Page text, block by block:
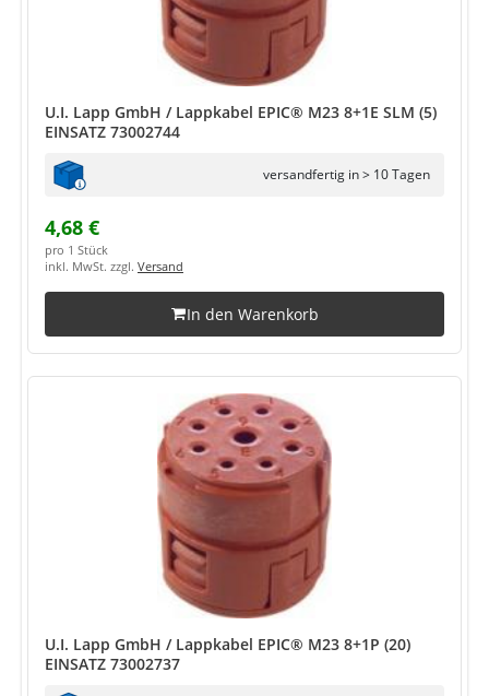
U.I. Lapp GmbH / Lappkabel EPIC® M23 8+1E SLM (5)
EINSATZ 73002744
versandfertig in > 10 Tagen
4,68 €
pro 1 Stück
inkl. MwSt. zzgl. Versand
In den Warenkorb
U.I. Lapp GmbH / Lappkabel EPIC® M23 8+1P (20)
EINSATZ 73002737